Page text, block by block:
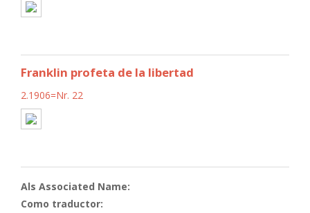
Franklin profeta de la libertad
2.1906=Nr. 22
Als Associated Name:
Como traductor: